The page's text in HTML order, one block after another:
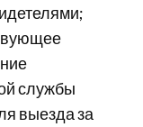
службы
выезда за